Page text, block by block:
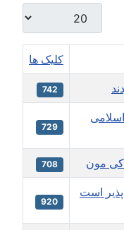
نمایش #
کلیک ها
742
729
کی مون 708
است
920